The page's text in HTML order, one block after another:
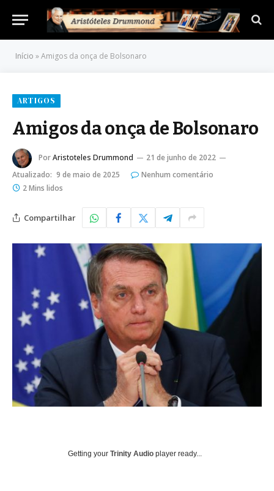
Início »Amigos da onça de Bolsonaro
ARTIGOS
Amigos da onça de Bolsonaro
PorAristoteles Drummond
21 de junho de 2022
Atualizado: 9 de maio de 2025
Nenhum comentário
2 Mins lidos
Compartilhar
Getting your Trinity Audio player ready...